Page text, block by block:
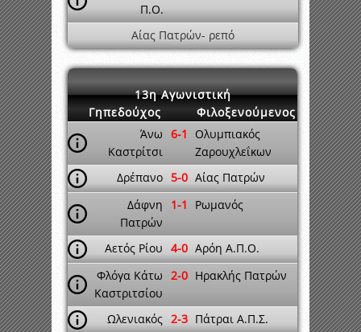
Π.Ο.
Αίας Πατρών- ρεπό
13η Αγωνιστική
Γηπεδούχος
Φιλοξενούμενος
Άνω
Καστρίτσι
6-1 Ολυμπιακός
Ζαρουχλεΐκων
Δρέπανο 5-0 Αίας Πατρών
Δάφνη
Πατρών
1-1 Ρωμανός
Αετός Ρίου 4-0 Αρόη Α.Π.Ο.
Φλόγα Κάτω
Καστριτσίου
2-0 Ηρακλής Πατρών
Ωλενιακός 2-3 Πάτραι Α.Π.Σ.